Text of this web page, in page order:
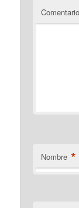
Comentario
Nombre *